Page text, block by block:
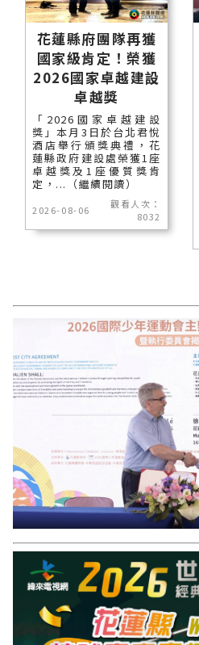
花蓮縣府團隊再獲
國家級肯定！榮獲
2026國家卓越建設
卓越獎
「2026國家卓越建設
獎」本月3日於台北君悅
酒店舉行頒獎典禮，花
蓮縣政府建設處榮獲1座
卓越獎及1座優質獎肯
定，...（繼續閱讀）
2026-08-06
觀看人次：
8032